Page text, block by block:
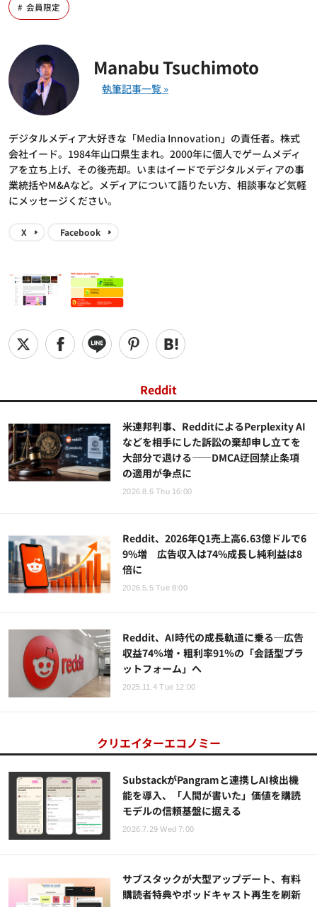
会員限定
Manabu Tsuchimoto
デジタルメディア大好きな「Media Innovation」の責任者。株式
会社イード。1984年山口県生まれ。2000年に個人でゲームメディ
アを立ち上げ、その後売却。いまはイードでデジタルメディアの事
業統括やM&Aなど。メディアについて語りたい方、相談事など気軽
にメッセージください。
X Facebook
Reddit
米連邦判事、RedditによるPerplexity AI
などを相手にした訴訟の棄却申し立てを
大部分で退ける——DMCA迂回禁止条項
の適用が争点に
2026.8.6 Thu 16:00
Reddit、2026年Q1売上高6.63億ドルで6
9%増 広告収入は74%成長し純利益は8
倍に
2026.5.5 Tue 8:00
Reddit、AI時代の成長軌道に乗る─広告
収益74％増・粗利率91％の「会話型プラ
ットフォーム」へ
2025.11.4 Tue 12:00
クリエイターエコノミー
SubstackがPangramと連携しAI検出機
能を導入、「人間が書いた」価値を購読
モデルの信頼基盤に据える
2026.7.29 Wed 7:00
サブスタックが大型アップデート、有料
購読者特典やポッドキャスト再生を刷新